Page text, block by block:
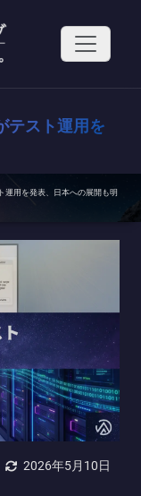
テスト運用を
運用を発表、日本への展開も明
2026年5月10日